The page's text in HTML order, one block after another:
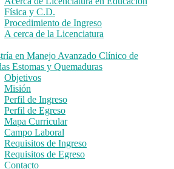
Física y C.D.
Procedimiento de Ingreso
A cerca de la Licenciatura
en Manejo Avanzado Clínico de
Estomas y Quemaduras
Objetivos
Misión
Perfil de Ingreso
Perfil de Egreso
Mapa Curricular
Campo Laboral
Requisitos de Ingreso
Requisitos de Egreso
Contacto